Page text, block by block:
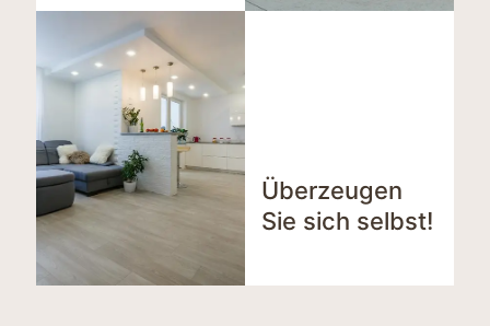
Überzeugen
Sie sich selbst!